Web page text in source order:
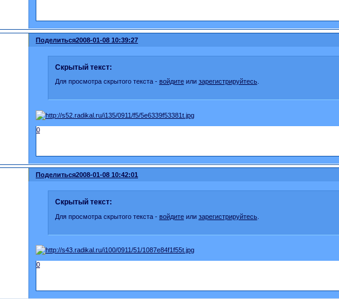
Поделиться2008-01-08 10:39:27
Скрытый текст:
Для просмотра скрытого текста - войдитеили зарегистрируйтесь.
0
Поделиться2008-01-08 10:42:01
Скрытый текст:
Для просмотра скрытого текста - войдитеили зарегистрируйтесь.
0